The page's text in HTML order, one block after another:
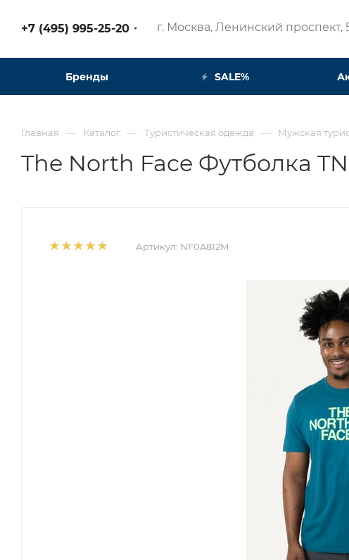
+7 (495) 995-25-20​ г. Москва, Ленинский проспект,
Бренды SALE%
Главная — Каталог — Туристическая одежда — Мужская
The North Face Футболка
Артикул: NF0A812M